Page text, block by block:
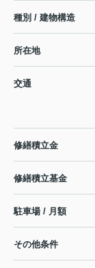
種別 / 建物構造
所在地
交通
修繕積立金
修繕積立基金
駐車場 / 月額
その他条件